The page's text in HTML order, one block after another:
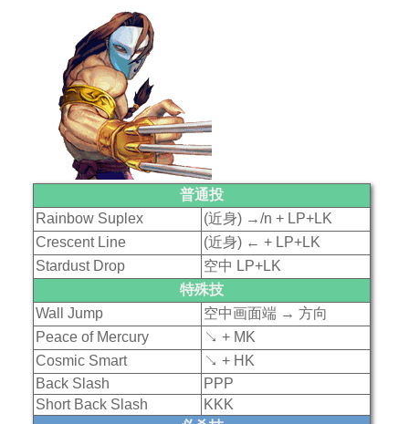
普通投
Rainbow Suplex
(近身) →/n + LP+LK
Crescent Line
(近身) ← + LP+LK
Stardust Drop
空中 LP+LK
特殊技
Wall Jump
空中画面端 → 方向
Peace of Mercury
↘ + MK
Cosmic Smart
↘ + HK
Back Slash
PPP
Short Back Slash
KKK